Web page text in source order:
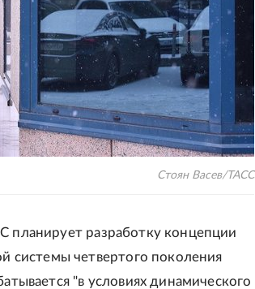
Стоян Васев/ТАСС
планирует разработку концепции
системы четвертого поколения
"в условиях динамического